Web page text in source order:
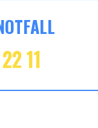
11